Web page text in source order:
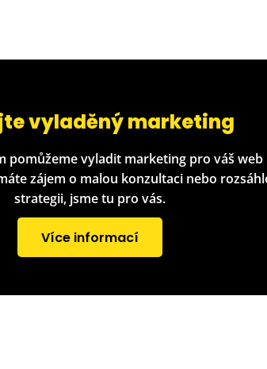
vyladěný marketing
pomůžeme vyladit marketing pro váš web
zájem o malou konzultaci nebo
strategii, jsme tu pro vás.
Více informací